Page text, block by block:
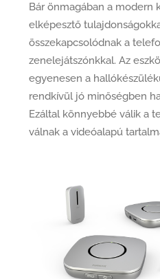
Bár önmagában a modern
elképesztő
összekapcsolódnak a
zenelejátszónkkal. Az
egyenesen a
rendkívül jó minőségben
Ezáltal könnyebbé válik a
válnak a videóalapú